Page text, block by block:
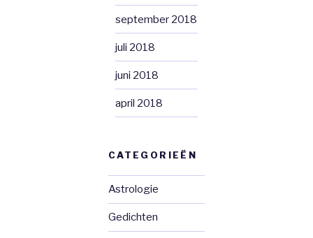
september 2018
juli 2018
juni 2018
april 2018
CATEGORIEËN
Astrologie
Gedichten